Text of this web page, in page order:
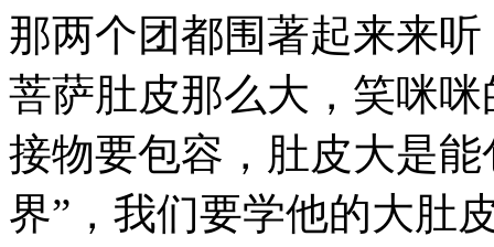
那两个团都围著起来来
菩萨肚皮那么大，笑咪
接物要包容，肚皮大是
界”，我们要学他的大肚